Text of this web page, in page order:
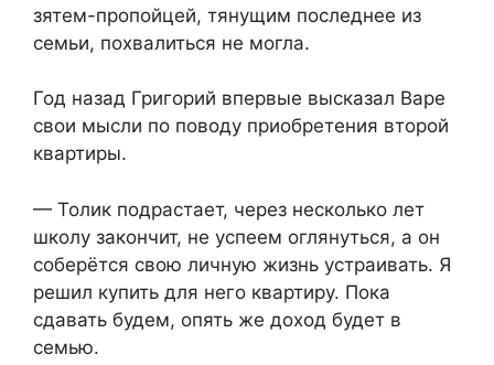
зятем-пропойцей, тянущим последнее из
семьи, похвалиться не могла.
Год назад Григорий впервые высказал Варе
свои мысли по поводу приобретения второй
квартиры.
— Толик подрастает, через несколько лет
школу закончит, не успеем оглянуться, а он
соберётся свою личную жизнь устраивать. Я
решил купить для него квартиру. Пока
сдавать будем, опять же доход будет в
семью.